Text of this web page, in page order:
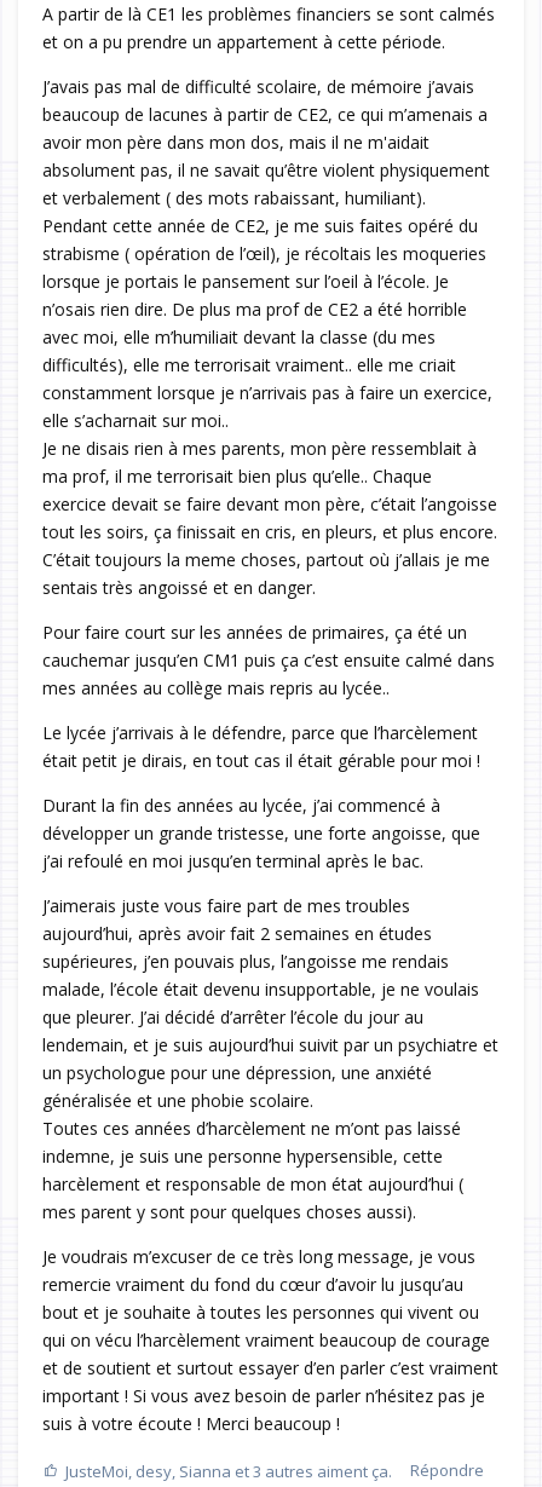
A partir de là CE1 les problèmes financiers se sont calmés
et on a pu prendre un appartement à cette période.
J’avais pas mal de difficulté scolaire, de mémoire j’avais
beaucoup de lacunes à partir de CE2, ce qui m’amenais a
avoir mon père dans mon dos, mais il ne m'aidait
absolument pas, il ne savait qu’être violent physiquement
et verbalement ( des mots rabaissant, humiliant).
Pendant cette année de CE2, je me suis faites opéré du
strabisme ( opération de l’œil), je récoltais les moqueries
lorsque je portais le pansement sur l’oeil à l’école. Je
n’osais rien dire. De plus ma prof de CE2 a été horrible
avec moi, elle m’humiliait devant la classe (du mes
difficultés), elle me terrorisait vraiment.. elle me criait
constamment lorsque je n’arrivais pas à faire un exercice,
elle s’acharnait sur moi..
Je ne disais rien à mes parents, mon père ressemblait à
ma prof, il me terrorisait bien plus qu’elle.. Chaque
exercice devait se faire devant mon père, c’était l’angoisse
tout les soirs, ça finissait en cris, en pleurs, et plus encore.
C’était toujours la meme choses, partout où j’allais je me
sentais très angoissé et en danger.
Pour faire court sur les années de primaires, ça été un
cauchemar jusqu’en CM1 puis ça c’est ensuite calmé dans
mes années au collège mais repris au lycée..
Le lycée j’arrivais à le défendre, parce que l’harcèlement
était petit je dirais, en tout cas il était gérable pour moi !
Durant la fin des années au lycée, j’ai commencé à
développer un grande tristesse, une forte angoisse, que
j’ai refoulé en moi jusqu’en terminal après le bac.
J’aimerais juste vous faire part de mes troubles
aujourd’hui, après avoir fait 2 semaines en études
supérieures, j’en pouvais plus, l’angoisse me rendais
malade, l’école était devenu insupportable, je ne voulais
que pleurer. J’ai décidé d’arrêter l’école du jour au
lendemain, et je suis aujourd’hui suivit par un psychiatre et
un psychologue pour une dépression, une anxiété
généralisée et une phobie scolaire.
Toutes ces années d’harcèlement ne m’ont pas laissé
indemne, je suis une personne hypersensible, cette
harcèlement et responsable de mon état aujourd’hui (
mes parent y sont pour quelques choses aussi).
Je voudrais m’excuser de ce très long message, je vous
remercie vraiment du fond du cœur d’avoir lu jusqu’au
bout et je souhaite à toutes les personnes qui vivent ou
qui on vécu l’harcèlement vraiment beaucoup de courage
et de soutient et surtout essayer d’en parler c’est vraiment
important ! Si vous avez besoin de parler n’hésitez pas je
suis à votre écoute ! Merci beaucoup !
Répondre
JusteMoi, desy, Sianna et3 autres aiment ça.